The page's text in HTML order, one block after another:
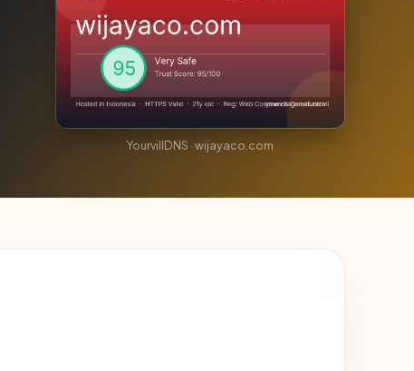
YourvillDNS · wijayaco.com